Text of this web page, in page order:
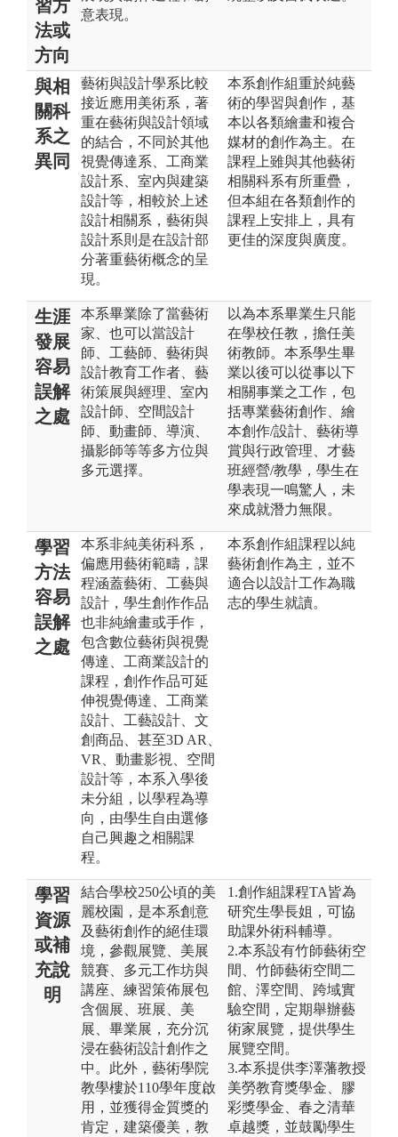
習方
法或
方向
意表現。
與相
關科
系之
異同
藝術與設計學系比較
接近應用美術系，著
重在藝術與設計領域
的結合，不同於其他
視覺傳達系、工商業
設計系、室內與建築
設計等，相較於上述
設計相關系，藝術與
設計系則是在設計部
分著重藝術概念的呈
現。
本系創作組重於純藝
術的學習與創作，基
本以各類繪畫和複合
媒材的創作為主。在
課程上雖與其他藝術
相關科系有所重疊，
但本組在各類創作的
課程上安排上，具有
更佳的深度與廣度。
生涯
發展
容易
誤解
之處
本系畢業除了當藝術
家、也可以當設計
師、工藝師、藝術與
設計教育工作者、藝
術策展與經理、室內
設計師、空間設計
師、動畫師、導演、
攝影師等等多方位與
多元選擇。
以為本系畢業生只能
在學校任教，擔任美
術教師。本系學生畢
業以後可以從事以下
相關事業之工作，包
括專業藝術創作、繪
本創作/設計、藝術導
賞與行政管理、才藝
班經營/教學，學生在
學表現一鳴驚人，未
來成就潛力無限。
學習
方法
容易
誤解
之處
本系非純美術科系，
偏應用藝術範疇，課
程涵蓋藝術、工藝與
設計，學生創作作品
也非純繪畫或手作，
包含數位藝術與視覺
傳達、工商業設計的
課程，創作作品可延
伸視覺傳達、工商業
設計、工藝設計、文
創商品、甚至3D AR、
VR、動畫影視、空間
設計等，本系入學後
未分組，以學程為導
向，由學生自由選修
自己興趣之相關課
程。
本系創作組課程以純
藝術創作為主，並不
適合以設計工作為職
志的學生就讀。
學習
資源
或補
充說
明
結合學校250公頃的美
麗校園，是本系創意
及藝術創作的絕佳環
境，參觀展覽、美展
競賽、多元工作坊與
講座、練習策佈展包
含個展、班展、美
展、畢業展，充分沉
浸在藝術設計創作之
中。此外，藝術學院
教學樓於110學年度啟
用，並獲得金質獎的
肯定，建築優美，教
1.創作組課程TA皆為
研究生學長姐，可協
助課外術科輔導。
2.本系設有竹師藝術空
間、竹師藝術空間二
館、澤空間、跨域實
驗空間，定期舉辦藝
術家展覽，提供學生
展覽空間。
3.本系提供李澤藩教授
美勞教育獎學金、膠
彩獎學金、春之清華
卓越獎，並鼓勵學生